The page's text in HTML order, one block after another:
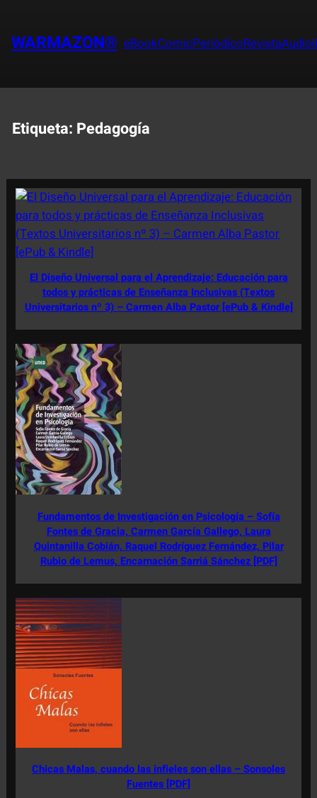
contenido
WARMAZON® eBookComicPeriódicoRevista
Etiqueta: Pedagogía
El Diseño Universal para el Aprendizaje: Educación para
todos y prácticas de Enseñanza Inclusivas (Textos
Universitarios nº 3) – Carmen Alba Pastor [ePub & Kindle]
Fundamentos de Investigación en Psicología – Sofía
Fontes de Gracia, Carmen García Gallego, Laura
Quintanilla Cobián, Raquel Rodríguez Fernández, Pilar
Rubio de Lemus, Encarnación Sarriá Sánchez [PDF]
Chicas Malas, cuando las infieles son ellas – Sonsoles
Fuentes [PDF]